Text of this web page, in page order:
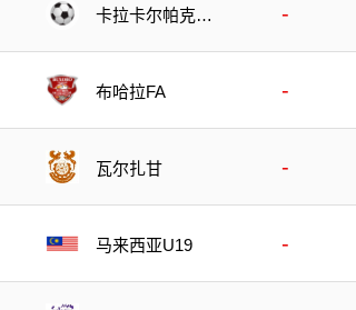
卡拉卡尔帕克斯
-
布哈拉FA -
瓦尔扎甘 -
马来西亚U19 -